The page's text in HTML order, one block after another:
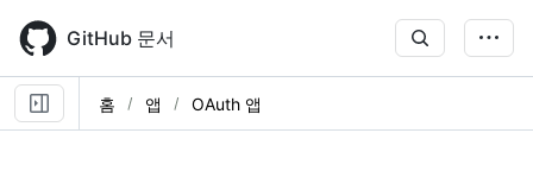
main
content
GitHub 문서
홈 앱 OAuth 앱